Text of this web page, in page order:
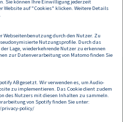
Footer
Impressum
Sie können Ihre Einwilligung jederzeit
Website auf "Cookies" klicken. Weitere Details
.
Webseitenbenutzung durch den Nutzer. Zu
Nutzungsprofile. Durch das
Lage, wiederkehrende Nutzer zu erkennen
zur Datenverarbeitung von Matomo finden Sie
AB gesetzt. Wir verwenden es, um Audio-
zu implementieren. Das Cookie dient zudem
des Nutzers mit diesen Inhalten zu sammeln.
von Spotify finden Sie unter:
policy/